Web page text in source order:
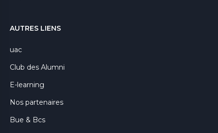
AUTRES LIENS
uac
Club des Alumni
E-learning
Nos partenaires
Bue & Bcs